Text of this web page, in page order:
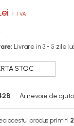
+ TVA
Livrare in 3 - 5 zile
STOC
Ai nevoie de
acestui produs primiti 2